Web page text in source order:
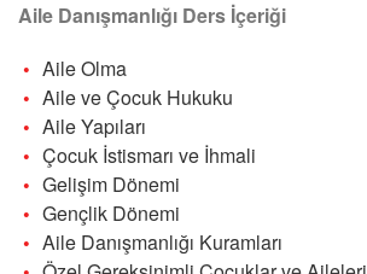
Aile Danışmanlığı Ders İçeriği
Aile Olma
Aile ve Çocuk Hukuku
Aile Yapıları
Çocuk İstismarı ve İhmali
Gelişim Dönemi
Gençlik Dönemi
Aile Danışmanlığı Kuramları